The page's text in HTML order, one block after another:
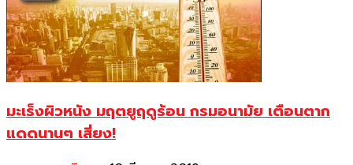
มะเร็งผิวหนัง มฤตยูฤดูร้อน กรมอนามัย เตือนตาก
แดดนานๆ เสี่ยง!